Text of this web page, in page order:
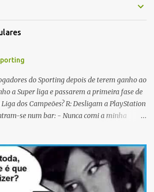
do Sporting depois de terem ganho ao
a Super liga e passarem a primeira fase de
dos Campeões? R: Desligam a PlayStation
se num bar: - Nunca comi a minha
do Sporting a propósito do centenário.
que as pessoas não sabiam em que lado
nome se dá a um Sportinguista com apenas
R: Sobredotado. P: Porque razão não houve